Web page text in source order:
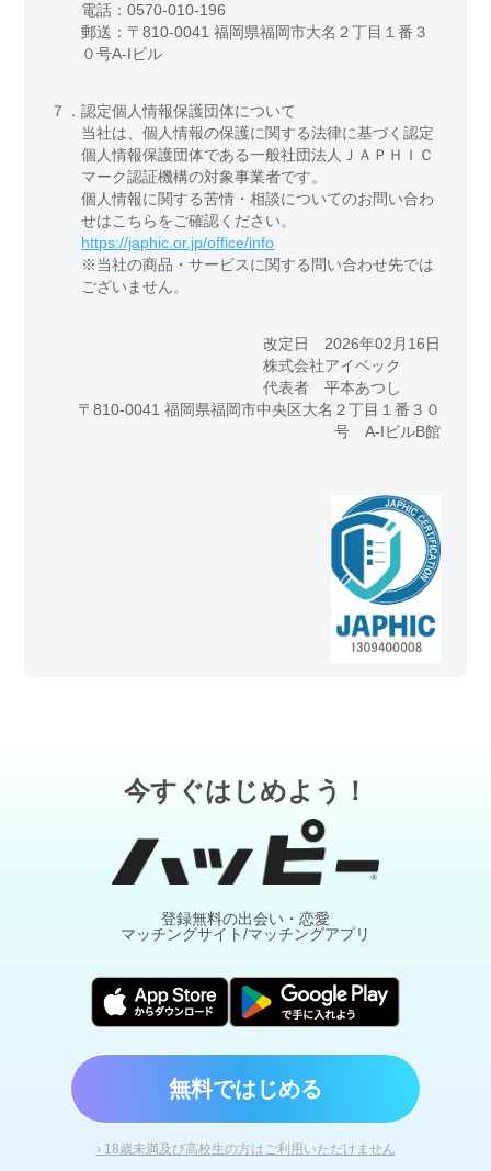
電話：0570-010-196
郵送：〒810-0041 福岡県福岡市大名２丁目１番３
０号A-Iビル
７．認定個人情報保護団体について
当社は、個人情報の保護に関する法律に基づく認定
個人情報保護団体である一般社団法人ＪＡＰＨＩＣ
マーク認証機構の対象事業者です。
個人情報に関する苦情・相談についてのお問い合わ
せはこちらをご確認ください。
https://japhic.or.jp/office/info
※当社の商品・サービスに関する問い合わせ先では
ございません。
改定日 2026年02月16日
株式会社アイベック
代表者 平本あつし
〒810-0041 福岡県福岡市中央区大名２丁目１番３０
号 A-IビルB館
今すぐはじめよう！
登録無料の出会い・恋愛
マッチングサイト/マッチングアプリ
無料ではじめる
› 18歳未満及び高校生の方はご利用いただけません